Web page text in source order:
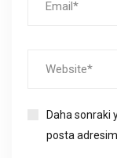
Daha sonraki
posta adresim